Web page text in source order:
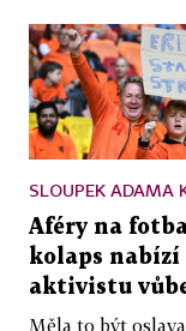
SLOUPEK ADAMA
Aféry na
kolaps nabízí
aktivistu
Měla to být